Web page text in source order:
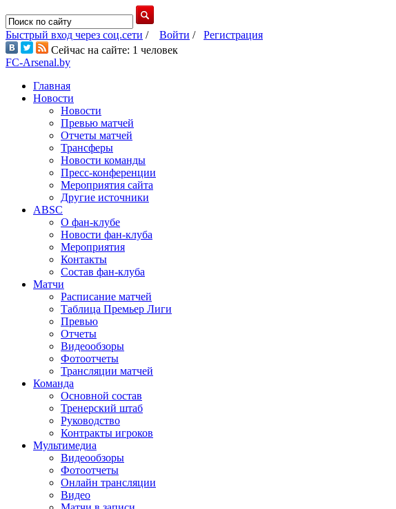
Быстрый вход через соц.сети / Войти / Регистрация
Сейчас на сайте: 1 человек
FC-Arsenal.by
Главная
Новости
Новости
Превью матчей
Отчеты матчей
Трансферы
Новости команды
Пресс-конференции
Мероприятия сайта
Другие источники
ABSC
О фан-клубе
Новости фан-клуба
Мероприятия
Контакты
Состав фан-клуба
Матчи
Расписание матчей
Таблица Премьер Лиги
Превью
Отчеты
Видеообзоры
Фотоотчеты
Трансляции матчей
Команда
Основной состав
Тренерский штаб
Руководство
Контракты игроков
Мультимедиа
Видеообзоры
Фотоотчеты
Онлайн трансляции
Видео